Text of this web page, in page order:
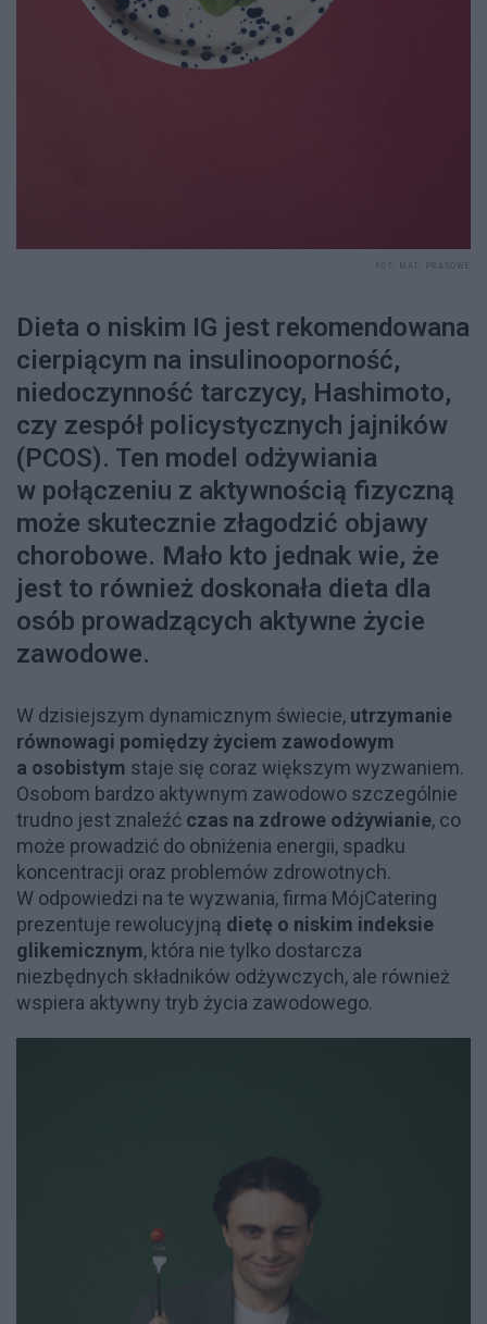
Dieta o niskim IG jest rekomendowana
cierpiącym na insulinooporność,
niedoczynność tarczycy, Hashimoto,
czy zespół policystycznych jajników
(PCOS). Ten model odżywiania
w połączeniu z aktywnością fizyczną
może skutecznie złagodzić objawy
chorobowe. Mało kto jednak wie, że
jest to również doskonała dieta dla
osób prowadzących aktywne życie
zawodowe.
W dzisiejszym dynamicznym świecie, utrzymanie
równowagi pomiędzy życiem zawodowym
a osobistym staje się coraz większym wyzwaniem.
Osobom bardzo aktywnym zawodowo szczególnie
trudno jest znaleźć czas na zdrowe odżywianie, co
może prowadzić do obniżenia energii, spadku
koncentracji oraz problemów zdrowotnych.
W odpowiedzi na te wyzwania, firma MójCatering
prezentuje rewolucyjną dietę o niskim indeksie
glikemicznym, która nie tylko dostarcza
niezbędnych składników odżywczych, ale również
wspiera aktywny tryb życia zawodowego.